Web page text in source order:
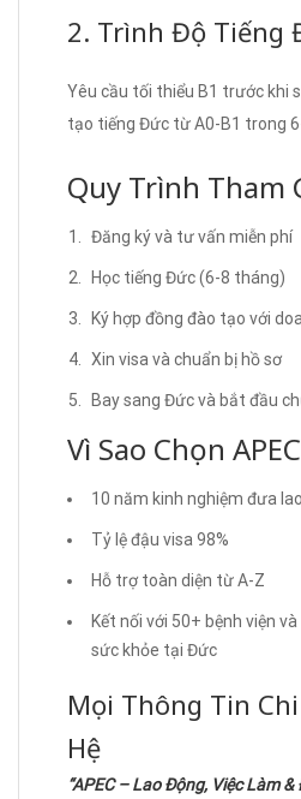
2. Trình Độ Tiếng
Yêu cầu tối thiểu B1 trước khi
tạo tiếng Đức từ A0-B1 trong
Quy Trình Tham
Đăng ký và tư vấn miễn phí
Học tiếng Đức (6-8 tháng)
Ký hợp đồng đào tạo với
Xin visa và chuẩn bị hồ sơ
Bay sang Đức và bắt đầu
Vì Sao Chọn
10 năm kinh nghiệm đưa
Tỷ lệ đậu visa 98%
Hỗ trợ toàn diện từ A-Z
Kết nối với 50+ bệnh viện
sức khỏe tại Đức
Mọi Thông Tin
Hệ
“APEC – Lao Động, Việc Làm &